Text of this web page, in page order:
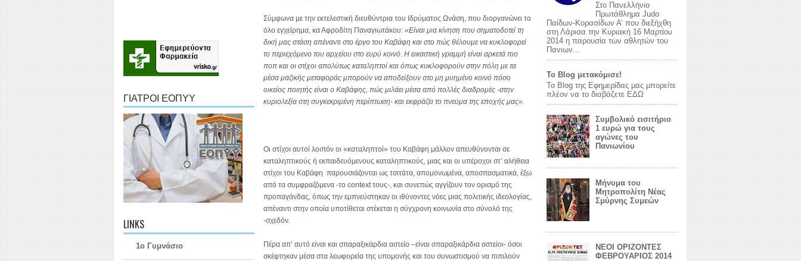
ΓΙΑΤΡΟΙ ΕΟΠΥΥ
LINKS
1ο Γυμνάσιο
Σύμφωνα με την εκτελεστική διευθύντρια του Ιδρύματος Ωνάση, που διοργανώνει το
όλο εγχείρημα, κα Αφροδίτη Παναγιωτάκου: «Είναι μια κίνηση που σηματοδοτεί τη
δική μας στάση απέναντι στο έργο του Καβάφη και στο πώς θέλουμε να κυκλοφορεί
το περιεχόμενο του αρχείου στο ευρύ κοινό. Η εικαστική γραμμή είναι αρκετά πιο
ποπ και οι στίχοι απολύτως καταληπτοί και όπως κυκλοφορούν στην πόλη με τα
μέσα μαζικής μεταφοράς μπορούν να αποδείξουν στο μη μυημένο κοινό πόσο
οικείος ποιητής είναι ο Καβάφης, πώς μιλάει μέσα από πολλές διαδρομές -στην
κυριολεξία στη συγκεκριμένη περίπτωση- και εκφράζει το πνεύμα της εποχής μας».
Οι στίχοι αυτοί λοιπόν οι «καταληπτοί» του Καβάφη μάλλον απευθύνονται σε
καταληπτικούς ή εκπαιδευόμενους καταληπτικούς, μιας και οι υπέροχοι στ’ αλήθεια
στίχοι του Καβάφη παρουσιάζονται ως τσιτάτα, απομονωμένα, αποσπασματικά, έξω
από τα συμφραζόμενα -το context τους-, και συνεπώς αγγίζουν τον ορισμό της
προπαγάνδας, όπως την εμπνεύστηκαν οι ιθύνοντες νόες μιας πολιτικής ιδεολογίας,
απέναντι στην οποία υποτίθεται στέκεται η σύγχρονη κοινωνία στο σύνολό της
-σχεδόν.
Πέρα απ’ αυτό είναι και σπαραξικάρδια αστείο –είναι σπαραξικάρδια αστείοι- όσοι
σκέφτηκαν μέσα στα λεωφορεία της υπομονής και του συνωστισμού να πιπιλούν
Στο Πανελλήνιο
Πρωτάθλημα Judo
Παίδων-Κορασίδων Α’ που διεξήχθη
στη Λάρισα την Κυριακή 16 Μαρτίου
2014 η παρουσία των αθλητών του
Πανιων...
Το Blog μετακόμισε!
Το Blog της Εφημερίδας μας μπορείτε
πλέον να το διαβάζετε ΕΔΩ
Συμβολικό εισιτήριο
1 ευρώ για τους
αγώνες του
Πανιωνίου
Mήνυμα του
Μητροπολίτη Νέας
Σμύρνης Συμεών
ΝΕΟΙ ΟΡΙΖΟΝΤΕΣ
ΦΕΒΡΟΥΑΡΙΟΣ 2014